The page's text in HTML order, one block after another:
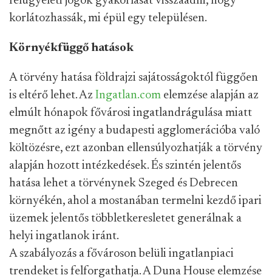
korlátozhassák, mi épül egy településen.
Környékfüggő hatások
A törvény hatása földrajzi sajátosságoktól függően
is eltérő lehet. Az Ingatlan.com elemzése alapján az
elmúlt hónapok fővárosi ingatlandrágulása miatt
megnőtt az igény a budapesti agglomerációba való
költözésre, ezt azonban ellensúlyozhatják a törvény
alapján hozott intézkedések. És szintén jelentős
hatása lehet a törvénynek Szeged és Debrecen
környékén, ahol a mostanában termelni kezdő ipari
üzemek jelentős többletkeresletet generálnak a
helyi ingatlanok iránt.
A szabályozás a fővároson belüli ingatlanpiaci
trendeket is felforgathatja. A Duna House elemzése